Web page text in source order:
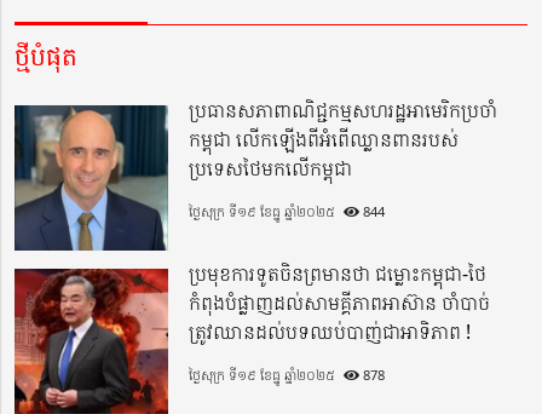
ថ្មីបំផុត
ប្រធានសភាពាណិជ្ជកម្មសហរដ្ឋអាមេរិកប្រចាំ
កម្ពុជា លើកឡើងពីអំពើឈ្លានពានរបស់
ប្រទេសថៃមកលើកម្ពុជា
ថ្ងៃសុក្រ ទី១៩ ខែធ្នូ ឆ្នាំ២០២៥ 844
ប្រមុខការទូតចិនព្រមានថា ជម្លោះកម្ពុជា-ថៃ
កំពុងបំផ្លាញដល់សាមគ្គីភាពអាស៊ាន ចាំបាច់
ត្រូវឈានដល់បទឈប់បាញ់ជាអាទិភាព !
ថ្ងៃសុក្រ ទី១៩ ខែធ្នូ ឆ្នាំ២០២៥ 878